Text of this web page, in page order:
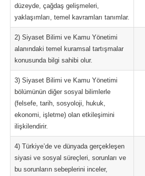
düzeyde, çağdaş gelişmeleri,
yaklaşımları, temel kavramları tanımlar.
2) Siyaset Bilimi ve Kamu Yönetimi
alanındaki temel kuramsal tartışmalar
konusunda bilgi sahibi olur.
3) Siyaset Bilimi ve Kamu Yönetimi
bölümünün diğer sosyal bilimlerle
(felsefe, tarih, sosyoloji, hukuk,
ekonomi, işletme) olan etkileşimini
ilişkilendirir.
4) Türkiye’de ve dünyada gerçekleşen
siyasi ve sosyal süreçleri, sorunları ve
bu sorunların sebeplerini inceler,